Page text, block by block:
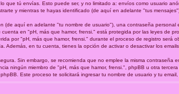
que tú envías. Esto puede ser, y no limitado a: envíos como usuario
y mientras te hayas identificado (de aquí en adelante "tus
(de aquí en adelante "tu nombre de usuario"), una contraseña
en "pH, más que hamor, frensi." está protegida por las leyes de
por "pH, más que hamor, frensi." durante el proceso de registro será
Además, en tu cuenta, tienes la opción de activar o desactivar los
Sin embargo, se recomienda que no emplee la misma
ningún miembro de "pH, más que hamor, frensi.", phpBB u otra
Este proceso te solicitará ingresar tu nombre de usuario y tu